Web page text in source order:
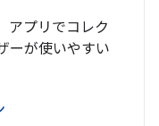
アプリでコレク
ーが使いやすい